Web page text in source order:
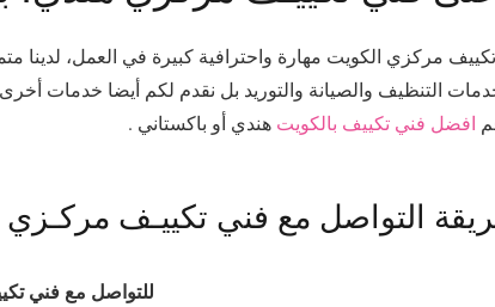
مركزي الكويت مهارة واحترافية كبيرة في العمل، لدينا
التنظيف والصيانة والتوريد بل نقدم لكم أيضا خدمات
افضل فني تكييف بالكويت هندي أو باكستاني .
التواصل مع فني تكييـف مركـزي
للتواصل مع فني